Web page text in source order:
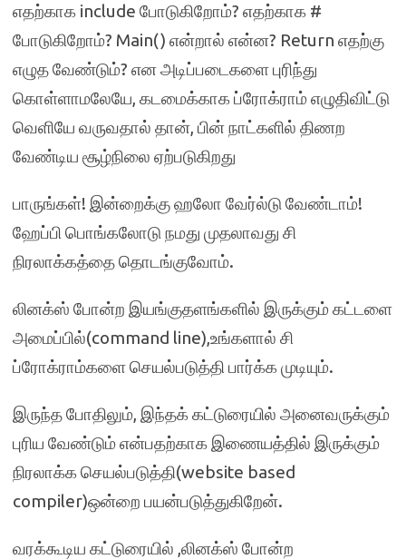
எதற்காக include போடுகிறோம்? எதற்காக #
போடுகிறோம்? Main() என்றால் என்ன? Return எதற்கு
எழுத வேண்டும்? என அடிப்படைகளை புரிந்து
கொள்ளாமலேயே, கடமைக்காக ப்ரோக்ராம் எழுதிவிட்டு
வெளியே வருவதால் தான், பின் நாட்களில் திணற
வேண்டிய சூழ்நிலை ஏற்படுகிறது
பாருங்கள்! இன்றைக்கு ஹலோ வேர்ல்டு வேண்டாம்!
ஹேப்பி பொங்கலோடு நமது முதலாவது சி
நிரலாக்கத்தை தொடங்குவோம்.
லினக்ஸ் போன்ற இயங்குதளங்களில் இருக்கும் கட்டளை
அமைப்பில்(command line),உங்களால் சி
ப்ரோக்ராம்களை செயல்படுத்தி பார்க்க முடியும்.
இருந்த போதிலும், இந்தக் கட்டுரையில் அனைவருக்கும்
புரிய வேண்டும் என்பதற்காக இணையத்தில் இருக்கும்
நிரலாக்க செயல்படுத்தி(website based
compiler)ஒன்றை பயன்படுத்துகிறேன்.
வரக்கூடிய கட்டுரையில் ,லினக்ஸ் போன்ற